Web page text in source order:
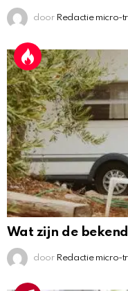
door Redactie micro-
Wat zijn de
door Redactie micro-